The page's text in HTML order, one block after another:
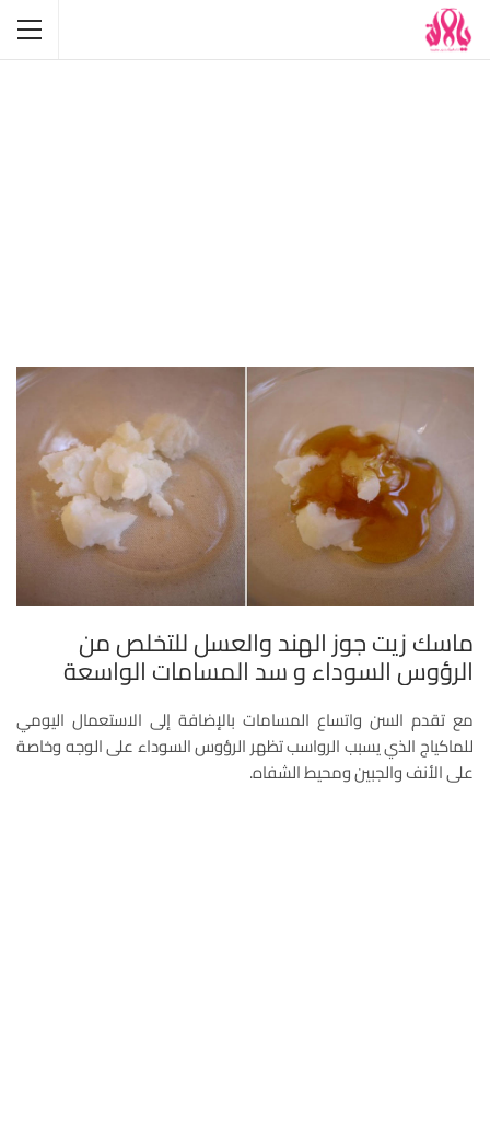
ماسك زيت جوز الهند والعسل للتخلص من
الرؤوس السوداء و سد المسامات الواسعة
مع تقدم السن واتساع المسامات بالإضافة إلى الاستعمال اليومي
للماكياج الذي يسبب الرواسب تظهر الرؤوس السوداء على الوجه وخاصة
على الأنف والجبين ومحيط الشفاه.